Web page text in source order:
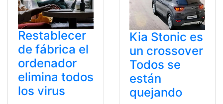
Restablecer
de fábrica el
ordenador
elimina todos
los virus
Kia Stonic es
un crossover
Todos se
están
quejando